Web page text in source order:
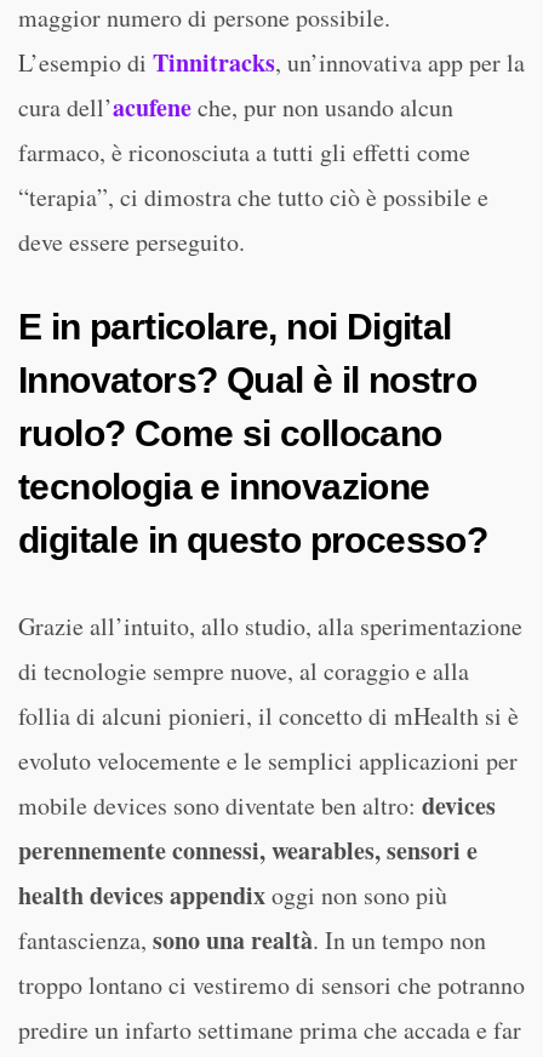
maggior numero di persone possibile.
L’esempio di Tinnitracks, un’innovativa app per la
cura dell’acufeneche, pur non usando alcun
farmaco, è riconosciuta a tutti gli effetti come
“terapia”, ci dimostra che tutto ciò è possibile e
deve essere perseguito.
E in particolare, noi Digital
Innovators? Qual è il nostro
ruolo? Come si collocano
tecnologia e innovazione
digitale in questo processo?
Grazie all’intuito, allo studio, alla sperimentazione
di tecnologie sempre nuove, al coraggio e alla
follia di alcuni pionieri, il concetto di mHealth si è
evoluto velocemente e le semplici applicazioni per
mobile devices sono diventate ben altro: devices
perennemente connessi, wearables, sensori e
health devices appendixoggi non sono più
fantascienza, sono una realtà. In un tempo non
troppo lontano ci vestiremo di sensori che potranno
predire un infarto settimane prima che accada e far